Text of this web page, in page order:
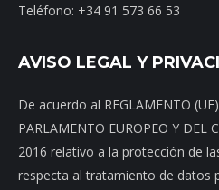
Teléfono: +34 91 573 66 53
AVISO LEGAL Y
De acuerdo al REGLAMENTO
PARLAMENTO EUROPEO Y DEL
2016 relativo a la protección de
respecta al tratamiento de datos